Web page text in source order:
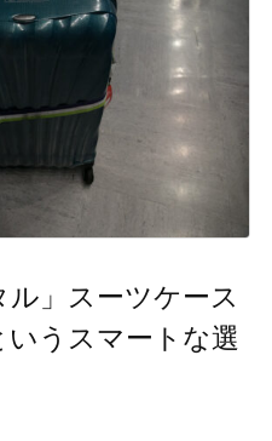
ル」スーツケース
うスマートな選